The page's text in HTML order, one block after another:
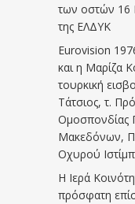
των οστών 16
της ΕΛΔΥΚ
Eurovision
και η Μαρίζα
τουρκική
Τάτσιος, τ.
Ομοσπονδίας
Μακεδόνων,
Οχυρού
Η Ιερά
πρόσφατη